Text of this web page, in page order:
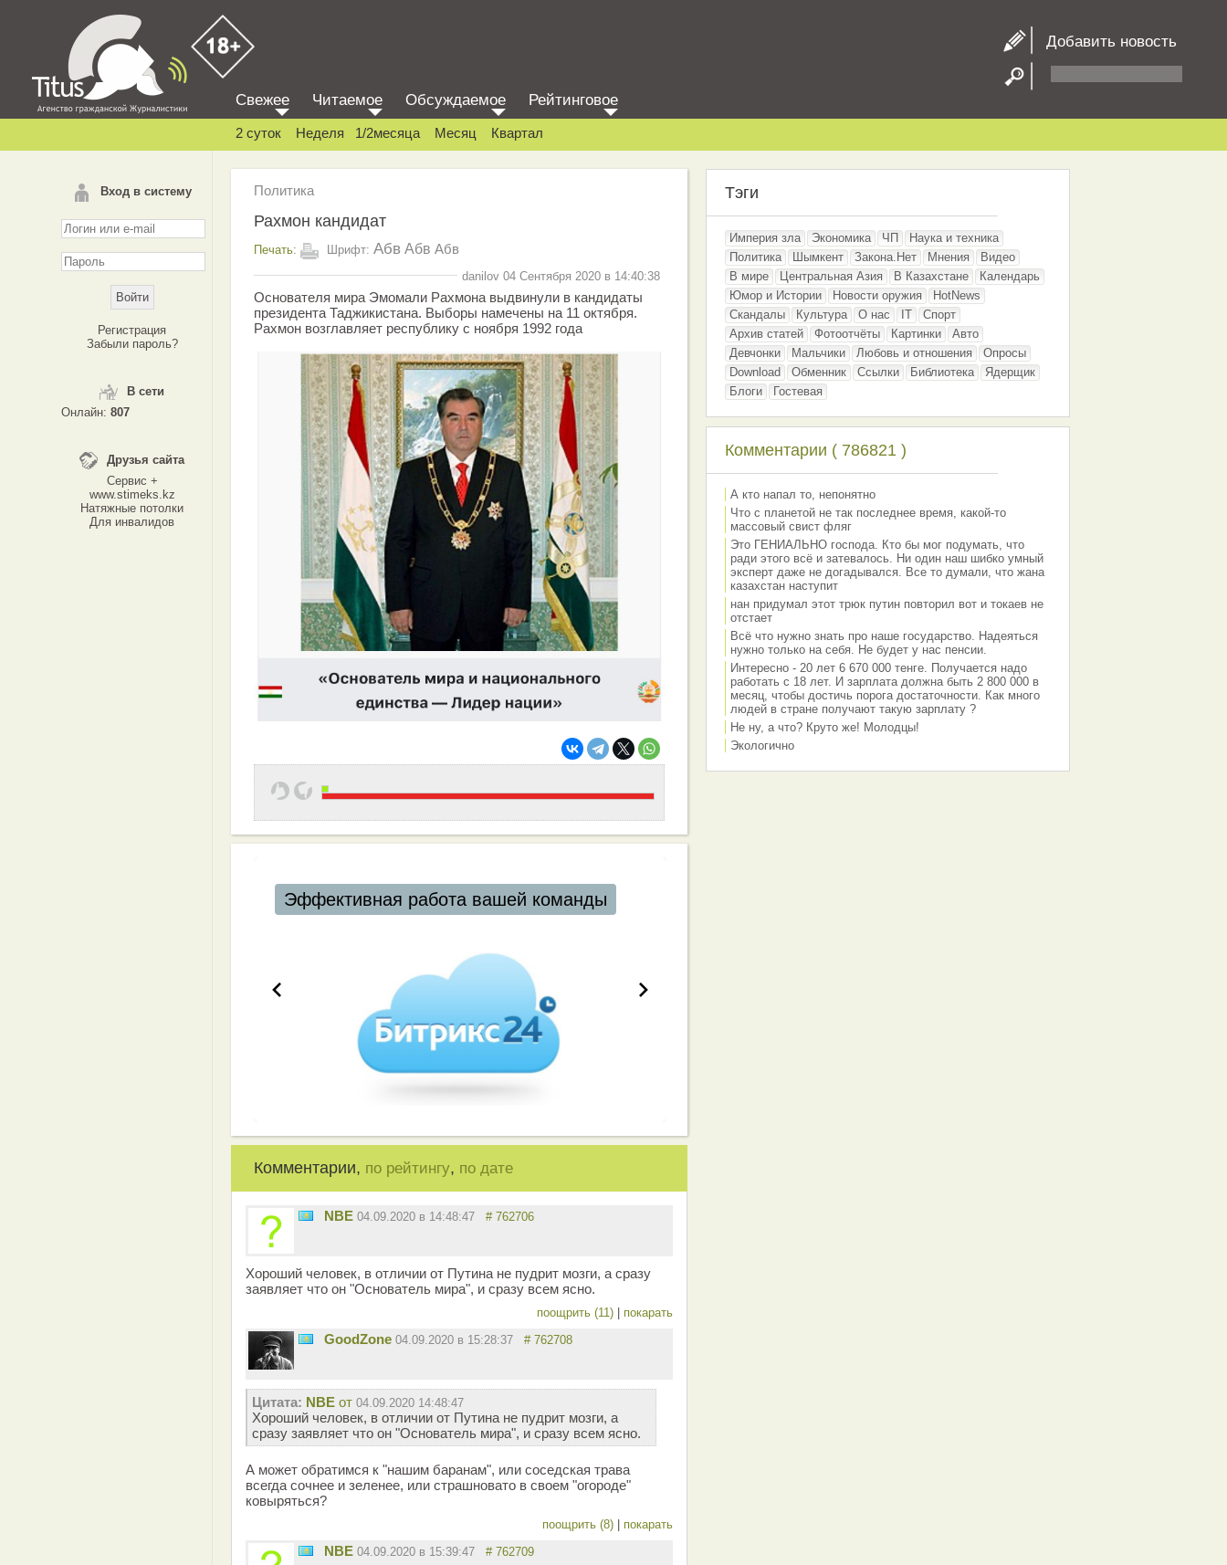
Добавить новость
Вход в систему
Регистрация
Забыли пароль?
В сети
Онлайн: 807
Друзья сайта
Сервис +
www.stimeks.kz
Натяжные потолки
Для инвалидов
Свежее Читаемое Обсуждаемое Рейтинговое
2 суток Неделя 1/2месяца Месяц Квартал
Политика
Рахмон кандидат
Печать: Шрифт: Абв Абв Абв
danilov 04 Сентября 2020 в 14:40:38
Основателя мира Эмомали Рахмона выдвинули в кандидаты
президента Таджикистана. Выборы намечены на 11 октября.
Рахмон возглавляет республику с ноября 1992 года
Эффективная работа вашей команды
Комментарии, по рейтингу, по дате
NBE 04.09.2020 в 14:48:47 # 762706
Хороший человек, в отличии от Путина не пудрит мозги, а сразу
заявляет что он "Основатель мира", и сразу всем ясно.
поощрить (11) покарать
GoodZone 04.09.2020 в 15:28:37 # 762708
Цитата: NBE от 04.09.2020 14:48:47
Хороший человек, в отличии от Путина не пудрит мозги, а
сразу заявляет что он "Основатель мира", и сразу всем ясно.
А может обратимся к "нашим баранам", или соседская трава
всегда сочнее и зеленее, или страшновато в своем "огороде"
ковыряться?
поощрить (8) покарать
NBE 04.09.2020 в 15:39:47 # 762709
Тэги
Империя зла Экономика ЧП
Наука и техника
Политика
Шымкент Закона.Нет Мнения
Видео
В мире
Центральная Азия В Казахстане
Календарь
Юмор и Истории
Новости оружия
HotNews
Скандалы
Культура О нас IT
Спорт
Архив статей
Фотоотчёты Картинки
Авто
Девчонки
Мальчики Любовь и отношения
Опросы
Download
Обменник Ссылки Библиотека
Ядерщик
Блоги
Гостевая
Комментарии ( 786821 )
А кто напал то, непонятно
Что с планетой не так последнее время, какой-то
массовый свист фляг
Это ГЕНИАЛЬНО господа. Кто бы мог подумать, что
ради этого всё и затевалось. Ни один наш шибко умный
эксперт даже не догадывался. Все то думали, что жана
казахстан наступит
нан придумал этот трюк путин повторил вот и токаев не
отстает
Всё что нужно знать про наше государство. Надеяться
нужно только на себя. Не будет у нас пенсии.
Интересно - 20 лет 6 670 000 тенге. Получается надо
работать с 18 лет. И зарплата должна быть 2 800 000 в
месяц, чтобы достичь порога достаточности. Как много
людей в стране получают такую зарплату ?
Не ну, а что? Круто же! Молодцы!
Экологично